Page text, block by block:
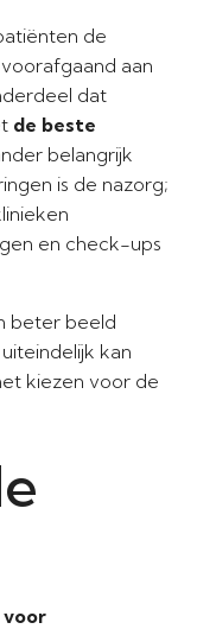
de
aan
dat
de beste
belangrijk
is de nazorg;
en check-ups
beter beeld
kan
kiezen voor de